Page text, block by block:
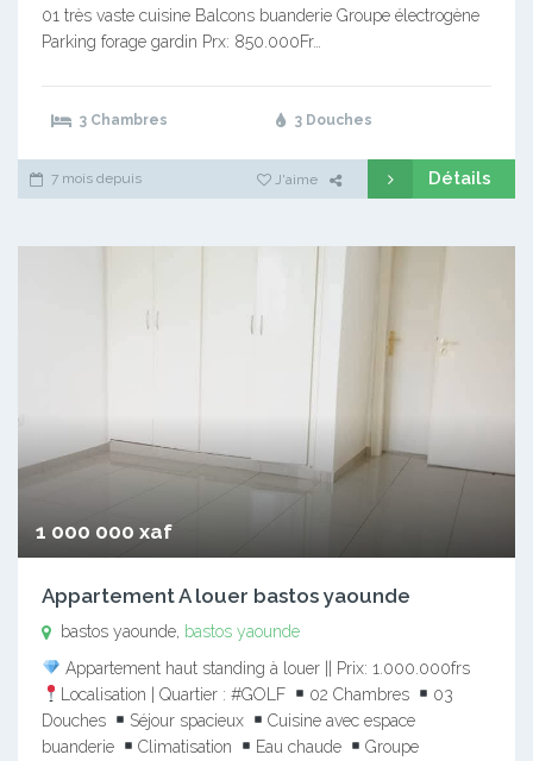
01 très vaste cuisine Balcons buanderie Groupe électrogène
Parking forage gardin Prx: 850.000Fr…
3 Chambres 3 Douches
7 mois depuis J'aime Détails
1 000 000 xaf
Appartement A louer bastos yaounde
bastos yaounde, bastos yaounde
Appartement haut standing à louer || Prix: 1.000.000frs
Localisation | Quartier : #GOLF
02 Chambres
03
Douches
Séjour spacieux
Cuisine avec espace
buanderie
Climatisation Eau chaude
Groupe